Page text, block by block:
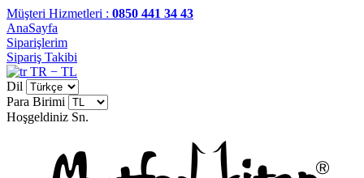
Müşteri Hizmetleri : 0850 441 34 43
AnaSayfa
Siparişlerim
Sipariş Takibi
TR − TL
Dil
Para Birimi
Hoşgeldiniz Sn.